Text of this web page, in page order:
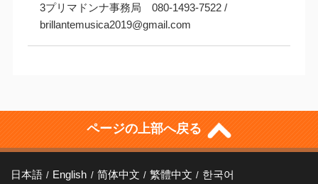
3プリマドンナ事務局 080-1493-7522 /
brillantemusica2019@gmail.com
ページの上部へ戻る
日本語 English 简体中文 繁體中文 한국어